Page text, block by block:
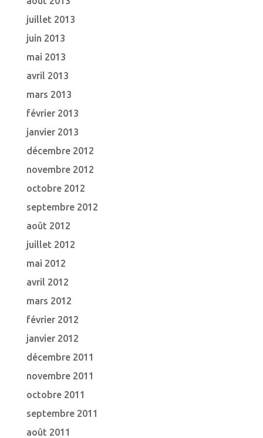
juillet 2013
juin 2013
mai 2013
avril 2013
mars 2013
février 2013
janvier 2013
décembre 2012
novembre 2012
octobre 2012
septembre 2012
août 2012
juillet 2012
mai 2012
avril 2012
mars 2012
février 2012
janvier 2012
décembre 2011
novembre 2011
octobre 2011
septembre 2011
août 2011